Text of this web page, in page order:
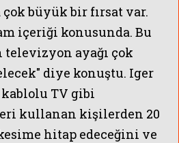
büyük bir fırsat var.
içeriği konusunda. Bu
ayağı çok
diye konuştu. Iger
kablolu TV gibi
kullanan kişilerden 20
hitap edeceğini ve